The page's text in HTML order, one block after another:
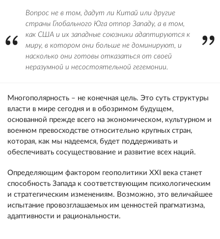
Вопрос не в том, дадут ли Китай или другие
страны Глобального Юга отпор Западу, а в том,
как США и их западные союзники адаптируются к
миру, в котором они больше не доминируют, и
насколько они готовы отказаться от своей
неразумной и несостоятельной гегемонии.
Многополярность – не конечная цель. Это суть структуры
власти в мире сегодня и в обозримом будущем,
основанной прежде всего на экономическом, культурном и
военном превосходстве относительно крупных стран,
которая, как мы надеемся, будет поддерживать и
обеспечивать сосуществование и развитие всех наций.
Определяющим фактором геополитики XXI века станет
способность Запада к соответствующим психологическим
и стратегическим изменениям. Возможно, это величайшее
испытание провозглашаемых им ценностей прагматизма,
адаптивности и рациональности.